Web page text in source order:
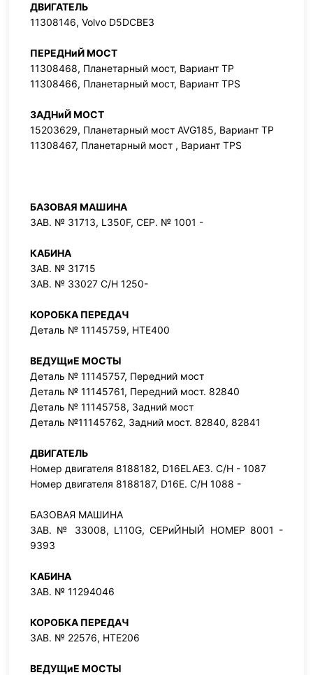
ДВИГАТЕЛЬ
11308146, Volvo D5DCBE3
ПЕРЕДНиЙ МОСТ
11308468, Планетарный мост, Вариант TP
11308466, Планетарный мост, Вариант TPS
ЗАДНиЙ МОСТ
15203629, Планетарный мост AVG185, Вариант TP
11308467, Планетарный мост , Вариант TPS
БАЗОВАЯ МАШИНА
ЗАВ. № 31713, L350F, СЕР. № 1001 -
КАБИНА
ЗАВ. № 31715
ЗАВ. № 33027 С/Н 1250-
КОРОБКА ПЕРЕДАЧ
Деталь № 11145759, HTE400
ВЕДУЩиЕ МОСТЫ
Деталь № 11145757, Передний мост
Деталь № 11145761, Передний мост. 82840
Деталь № 11145758, Задний мост
Деталь №11145762, Задний мост. 82840, 82841
ДВИГАТЕЛЬ
Номер двигателя 8188182, D16ELAE3. С/Н - 1087
Номер двигателя 8188187, D16E. С/Н 1088 -
БАЗОВАЯ МАШИНА
ЗАВ. № 33008, L110G, СЕРиЙНЫЙ НОМЕР 8001 -
9393
КАБИНА
ЗАВ. № 11294046
КОРОБКА ПЕРЕДАЧ
ЗАВ. № 22576, HTE206
ВЕДУЩиЕ МОСТЫ